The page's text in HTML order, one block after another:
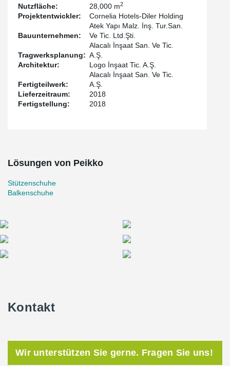
Nutzfläche: 28,000 m2
Projektentwickler: Cornelia Hotels-Diler Holding
Bauunternehmen:
Atek Yapı Malz. İnş. Tur.San.
Ve Tic. Ltd.Şti.
Tragwerksplanung:
Alacalı İnşaat San. Ve Tic.
A.Ş.
Architektur:
Logo İnşaat Tic. A.Ş.
Fertigteilwerk:
Alacalı İnşaat San. Ve Tic.
A.Ş.
Lieferzeitraum:
2018
Fertigstellung:
2018
Lösungen von Peikko
Stützenschuhe
Balkenschuhe
Kontakt
Wir unterstützen Sie gerne. Fragen Sie uns!